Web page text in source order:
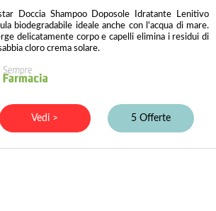
Doccia Shampoo Doposole Idratante Lenitivo
biodegradabile ideale anche con l'acqua di mare.
delicatamente corpo e capelli elimina i residui di
cloro crema solare.
Vedi > 5 Offerte